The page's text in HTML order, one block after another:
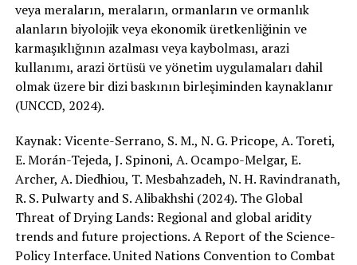
veya meraların, meraların, ormanların ve ormanlık
alanların biyolojik veya ekonomik üretkenliğinin ve
karmaşıklığının azalması veya kaybolması, arazi
kullanımı, arazi örtüsü ve yönetim uygulamaları dahil
olmak üzere bir dizi baskının birleşiminden kaynaklanır
(UNCCD, 2024).
Kaynak: Vicente-Serrano, S. M., N. G. Pricope, A. Toreti,
E. Morán-Tejeda, J. Spinoni, A. Ocampo-Melgar, E.
Archer, A. Diedhiou, T. Mesbahzadeh, N. H. Ravindranath,
R. S. Pulwarty and S. Alibakhshi (2024). The Global
Threat of Drying Lands: Regional and global aridity
trends and future projections. A Report of the Science-
Policy Interface. United Nations Convention to Combat